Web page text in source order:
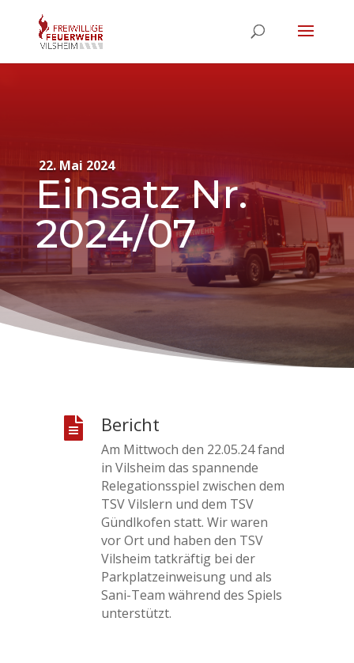
22. Mai 2024
Einsatz Nr.
2024/07
 Bericht
Am Mittwoch den 22.05.24 fand
in Vilsheim das spannende
Relegationsspiel zwischen dem
TSV Vilslern und dem TSV
Gündlkofen statt. Wir waren
vor Ort und haben den TSV
Vilsheim tatkräftig bei der
Parkplatzeinweisung und als
Sani-Team während des Spiels
unterstützt.